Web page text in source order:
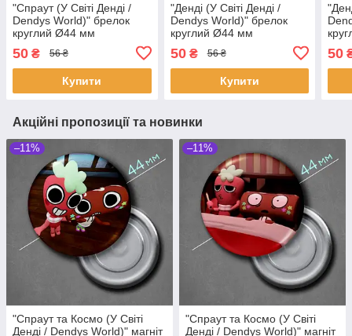
"Спраут (У Світі Денді /
Dendys World)" брелок
круглий Ø44 мм
50 ₴ 56 ₴
Купити
"Денді (У Світі Денді /
Dendys World)" брелок
круглий Ø44 мм
50₴ 56 ₴
Купити
50
Акційні пропозиції та новинки
–11%
"Спраут та Космо (У Світі
Денді / Dendys World)" магніт
–11%
"Спраут та Космо (У Світі
Денді / Dendys World)" магніт